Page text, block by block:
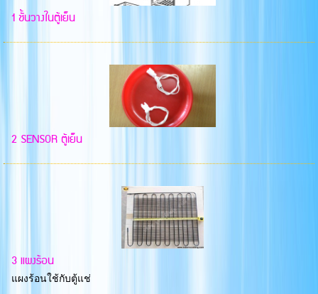
1 ชั้นวางในตู้เย็น
2 SENSOR ตู้เย็น
3 แผงร้อน
แผงร้อนใช้กับตู้แช่